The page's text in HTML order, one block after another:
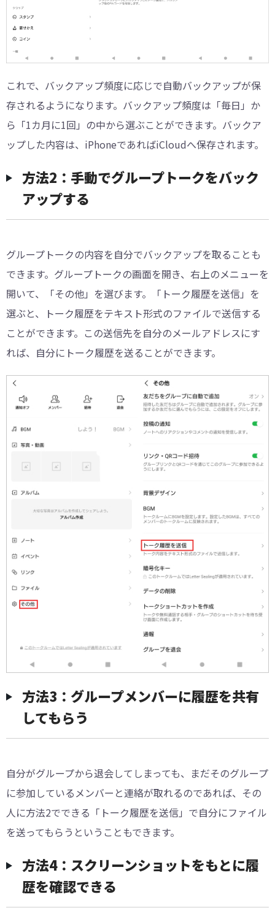
これで、バックアップ頻度に応じで自動バックアップが保
存されるようになります。バックアップ頻度は「毎日」か
ら「1カ月に1回」の中から選ぶことができます。バックア
ップした内容は、iPhoneであればiCloudへ保存されます。
方法2：手動でグループトークをバック
アップする
グループトークの内容を自分でバックアップを取ることも
できます。グループトークの画面を開き、右上のメニューを
開いて、「その他」を選びます。「トーク履歴を送信」を
選ぶと、トーク履歴をテキスト形式のファイルで送信する
ことができます。この送信先を自分のメールアドレスにす
れば、自分にトーク履歴を送ることができます。
方法3：グループメンバーに履歴を共有
してもらう
自分がグループから退会してしまっても、まだそのグループ
に参加しているメンバーと連絡が取れるのであれば、その
人に方法2でできる「トーク履歴を送信」で自分にファイル
を送ってもらうということもできます。
方法4：スクリーンショットをもとに履
歴を確認できる